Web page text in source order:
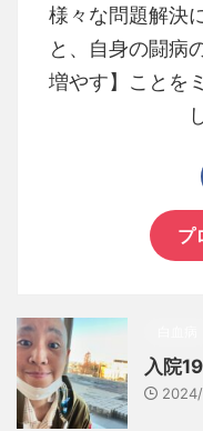
様々な問題解決
と、自身の闘病
増やす】ことを
プ
入院